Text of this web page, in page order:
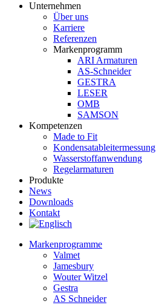
Unternehmen
Über uns
Karriere
Referenzen
Markenprogramm
ARI Armaturen
AS-Schneider
GESTRA
LESER
OMB
SAMSON
Kompetenzen
Made to Fit
Kondensat­ableiter­messung
Wasserstoff­anwendung
Regel­arma­turen
Produkte
News
Downloads
Kontakt
Markenprogramme
Valmet
Jamesbury
Wouter Witzel
Gestra
AS Schneider